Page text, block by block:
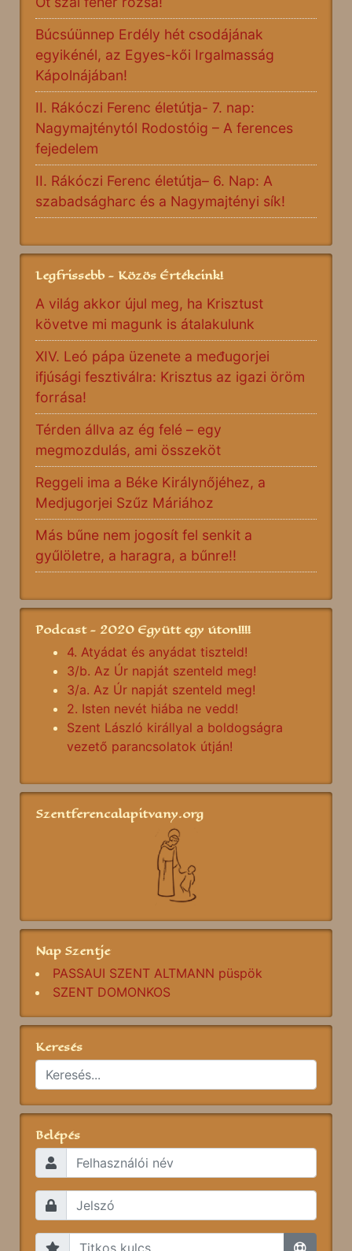
Búcsúünnep Erdély hét csodájának
egyikénél, az Egyes-kői Irgalmasság
Kápolnájában!
II. Rákóczi Ferenc életútja- 7. nap:
Nagymajténytól Rodostóig – A ferences
fejedelem
II. Rákóczi Ferenc életútja– 6. Nap: A
szabadságharc és a Nagymajtényi sík!
Legfrissebb - Közös Értékeink!
A világ akkor újul meg, ha Krisztust
követve mi magunk is átalakulunk
XIV. Leó pápa üzenete a međugorjei
ifjúsági fesztiválra: Krisztus az igazi öröm
forrása!
Térden állva az ég felé – egy
megmozdulás, ami összeköt
Reggeli ima a Béke Királynőjéhez, a
Medjugorjei Szűz Máriához
Más bűne nem jogosít fel senkit a
gyűlöletre, a haragra, a bűnre!!
Podcast - 2020 Együtt egy úton!!!!
4. Atyádat és anyádat tiszteld!
3/b. Az Úr napját szenteld meg!
3/a. Az Úr napját szenteld meg!
2. Isten nevét hiába ne vedd!
Szent László királlyal a boldogságra
vezető parancsolatok útján!
Szentferencalapitvany.org
Nap Szentje
PASSAUI SZENT ALTMANN püspök
SZENT DOMONKOS
Keresés
Belépés